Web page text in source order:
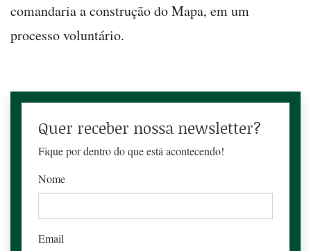
comandaria a construção do Mapa, em um
processo voluntário.
Quer receber nossa newsletter?
Fique por dentro do que está acontecendo!
Nome
Email